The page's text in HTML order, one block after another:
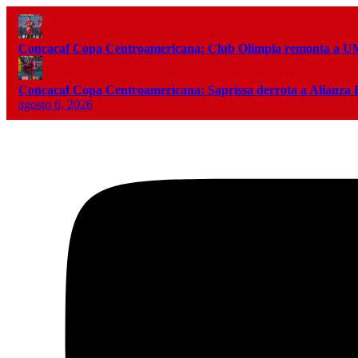
Concacaf Copa Centroamericana: Club Olimpia remonta a
Concacaf Copa Centroamericana: Saprissa derrota a Alianza
agosto 6, 2026